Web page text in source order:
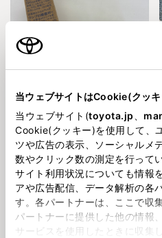
当ウェブサイトはCookie(クッキ
当ウェブサイト(toyota.jp
Cookie(クッキー)を使用して、
ツや広告の表示、ソーシャルメ
数やクリック数の測定を行って
サイト利用状況についても情報
アや広告配信、データ解析の各
す。各パートナーは、ここで収
パートナーに提供した他の情報
サービスを使用したときに収集
ヘッドランプから生まれたサング